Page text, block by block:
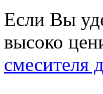
Если Вы
высоко
смесителя